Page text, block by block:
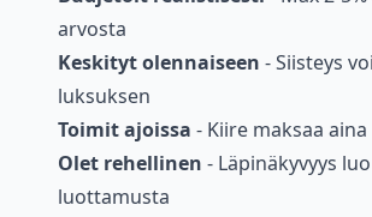
arvosta
Keskityt olennaiseen - Siisteys
luksuksen
Toimit ajoissa - Kiire maksaa aina
Olet rehellinen - Läpinäkyvyys luo
luottamusta